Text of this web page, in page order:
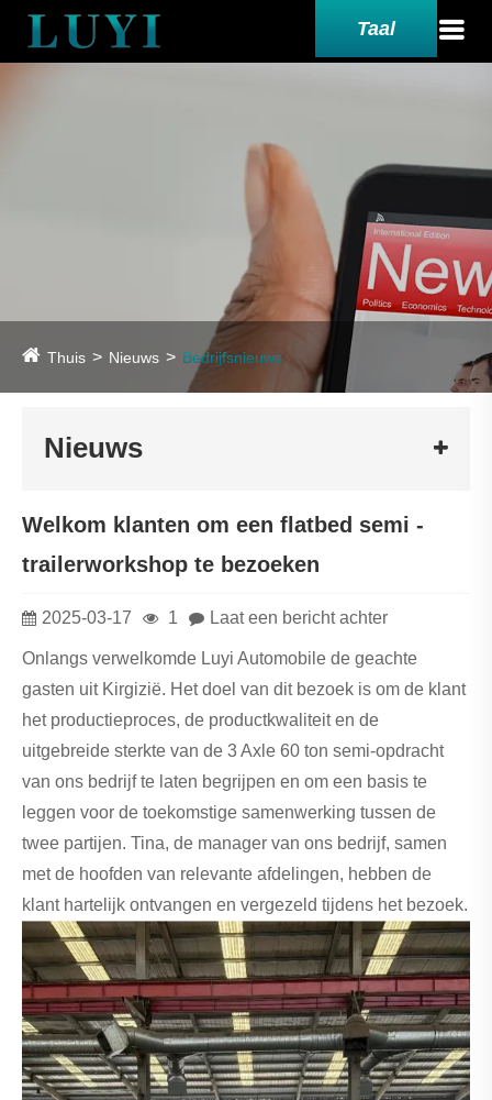
Taal
Thuis Nieuws Bedrijfsnieuws
Nieuws
Welkom klanten om een ​​flatbed semi -
trailerworkshop te bezoeken
2025-03-17 1 Laat een bericht achter
Onlangs verwelkomde Luyi Automobile de geachte
gasten uit Kirgizië. Het doel van dit bezoek is om de klant
het productieproces, de productkwaliteit en de
uitgebreide sterkte van de 3 Axle 60 ton semi-opdracht
van ons bedrijf te laten begrijpen en om een ​​basis te
leggen voor de toekomstige samenwerking tussen de
twee partijen. Tina, de manager van ons bedrijf, samen
met de hoofden van relevante afdelingen, hebben de
klant hartelijk ontvangen en vergezeld tijdens het bezoek.